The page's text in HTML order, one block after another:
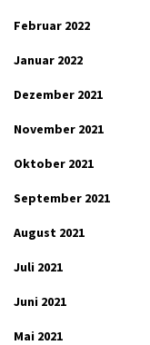
Februar 2022
Januar 2022
Dezember 2021
November 2021
Oktober 2021
September 2021
August 2021
Juli 2021
Juni 2021
Mai 2021